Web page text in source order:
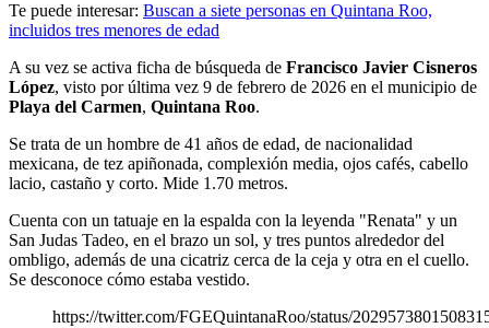
Te puede interesar: Buscan a siete personas en Quintana Roo,
incluidos tres menores de edad
A su vez se activa ficha de búsqueda de Francisco Javier Cisneros
López, visto por última vez 9 de febrero de 2026 en el municipio de
Playa del Carmen, Quintana Roo.
Se trata de un hombre de 41 años de edad, de nacionalidad
mexicana, de tez apiñonada, complexión media, ojos cafés, cabello
lacio, castaño y corto. Mide 1.70 metros.
Cuenta con un tatuaje en la espalda con la leyenda "Renata" y un
San Judas Tadeo, en el brazo un sol, y tres puntos alrededor del
ombligo, además de una cicatriz cerca de la ceja y otra en el cuello.
Se desconoce cómo estaba vestido.
https://twitter.com/FGEQuintanaRoo/status/